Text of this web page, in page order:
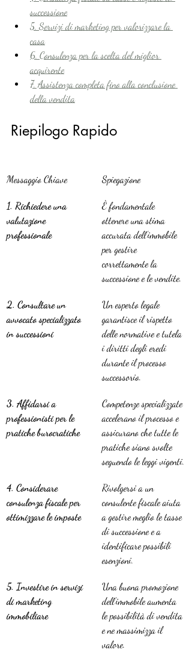
successione
5. Servizi di marketing per valorizzare la
casa
6. Consulenza per la scelta del miglior
acquirente
7. Assistenza completa fino alla conclusione
della vendita
Riepilogo Rapido
Messaggio Chiave Spiegazione
1. Richiedere una
valutazione
professionale
È fondamentale
ottenere una stima
accurata dell’immobile
per gestire
correttamente la
successione e le vendite.
2. Consultare un
avvocato specializzato
in successioni
Un esperto legale
garantisce il rispetto
delle normative e tutela
i diritti degli eredi
durante il processo
successorio.
3. Affidarsi a
professionisti per le
pratiche burocratiche
Competenze specializzate
accelerano il processo e
assicurano che tutte le
pratiche siano svolte
seguendo le leggi vigenti.
4. Considerare
consulenza fiscale per
ottimizzare le imposte
Rivolgersi a un
consulente fiscale aiuta
a gestire meglio le tasse
di successione e a
identificare possibili
esenzioni.
5. Investire in servizi
di marketing
immobiliare
Una buona promozione
dell’immobile aumenta
le possibilità di vendita
e ne massimizza il
valore.